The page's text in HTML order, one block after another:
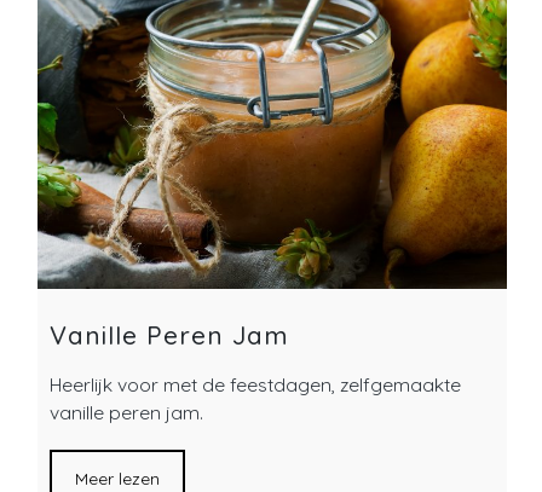
Vanille Peren Jam
Heerlijk voor met de feestdagen, zelfgemaakte
vanille peren jam.
Meer lezen